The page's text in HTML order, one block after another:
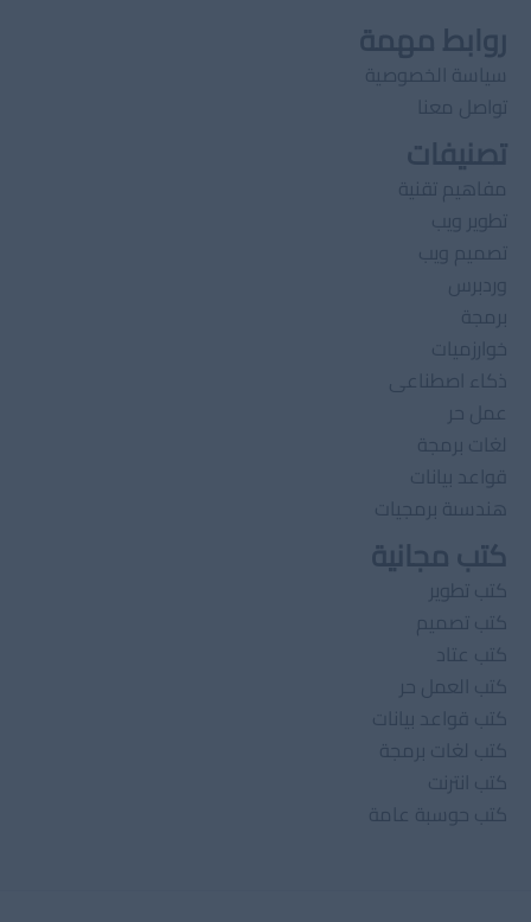
روابط مهمة
سياسة الخصوصية
تواصل معنا
تصنيفات
مفاهيم تقنية
تطوير ويب
تصميم ويب
وردبرس
برمجة
خوارزميات
ذكاء اصطناعى
عمل حر
لغات برمجة
قواعد بيانات
هندسىة برمجيات
كتب مجانية
كتب تطوير
كتب تصميم
كتب عتاد
كتب العمل حر
كتب قواعد بيانات
كتب لغات برمجة
كتب انترنت
كتب حوسبة عامة